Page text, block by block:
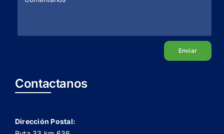
Enviar
Contactanos
Dirección Postal: